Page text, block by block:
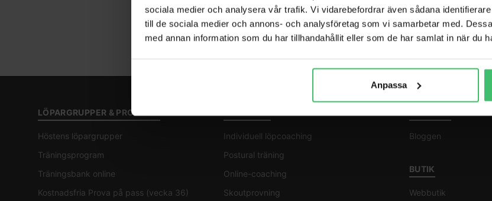
sociala medier och analysera vår trafik. Vi vidarebefordrar även sådana
till de sociala medier och annons- och analysföretag som vi samarbetar med.
med annan information som du har tillhandahållit eller som de har samlat in när du
Anpassa
Löpargrupper Löparresor
LÖPARGRUPPER & PROGRAM
Höstens löpargrupper
Träningsprogram
Träningsbank online
Kostnadsfria Prova på pass (vecka 36)
Individuell löpcoaching
Postural träning
Online-coaching
Skoutprovning
Bloggen
BUTIK
Webbutik